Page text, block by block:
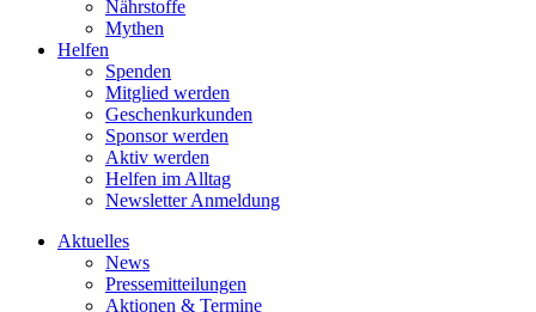
Nährstoffe
Mythen
Helfen
Spenden
Mitglied werden
Geschenkurkunden
Sponsor werden
Aktiv werden
Helfen im Alltag
Newsletter Anmeldung
Aktuelles
News
Pressemitteilungen
Aktionen & Termine